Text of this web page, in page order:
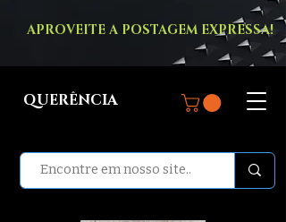
APROVEITE A POSTAGEM EXPRESSA!
QUERÊNCIA